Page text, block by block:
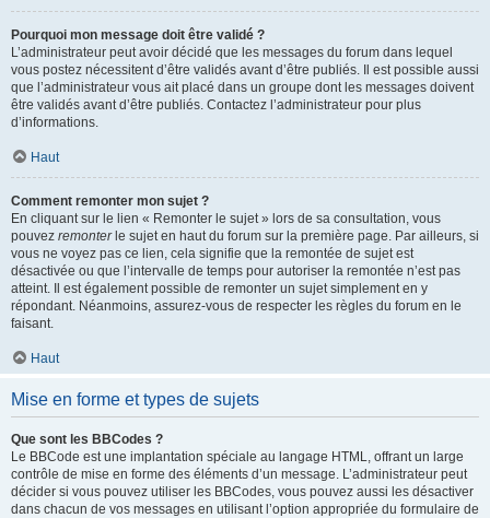
Pourquoi mon message doit être validé ?
L’administrateur peut avoir décidé que les messages du forum dans lequel
vous postez nécessitent d’être validés avant d’être publiés. Il est possible aussi
que l’administrateur vous ait placé dans un groupe dont les messages doivent
être validés avant d’être publiés. Contactez l’administrateur pour plus
d’informations.
Haut
Comment remonter mon sujet ?
En cliquant sur le lien « Remonter le sujet » lors de sa consultation, vous
pouvez remonterle sujet en haut du forum sur la première page. Par ailleurs, si
vous ne voyez pas ce lien, cela signifie que la remontée de sujet est
désactivée ou que l’intervalle de temps pour autoriser la remontée n’est pas
atteint. Il est également possible de remonter un sujet simplement en y
répondant. Néanmoins, assurez-vous de respecter les règles du forum en le
faisant.
Haut
Mise en forme et types de sujets
Que sont les BBCodes ?
Le BBCode est une implantation spéciale au langage HTML, offrant un large
contrôle de mise en forme des éléments d’un message. L’administrateur peut
décider si vous pouvez utiliser les BBCodes, vous pouvez aussi les désactiver
dans chacun de vos messages en utilisant l’option appropriée du formulaire de